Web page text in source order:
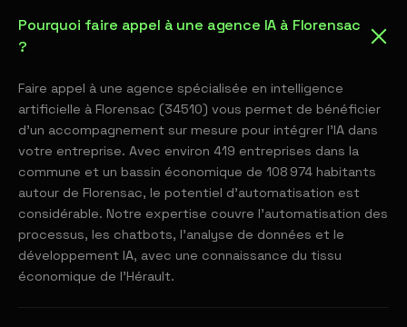
Pourquoi faire appel à une agence IA à Florensac
?
Faire appel à une agence spécialisée en intelligence
artificielle à Florensac (34510) vous permet de bénéficier
d'un accompagnement sur mesure pour intégrer l'IA dans
votre entreprise. Avec environ 419 entreprises dans la
commune et un bassin économique de 108 974 habitants
autour de Florensac, le potentiel d'automatisation est
considérable. Notre expertise couvre l'automatisation des
processus, les chatbots, l'analyse de données et le
développement IA, avec une connaissance du tissu
économique de l'Hérault.